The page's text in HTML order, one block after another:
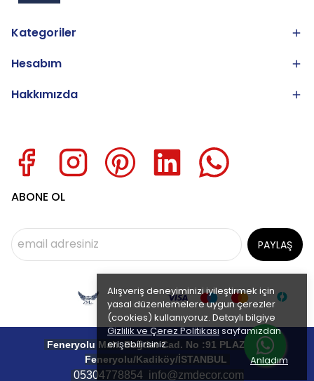
Alışveriş deneyiminizi iyileştirmek için
yasal düzenlemelere uygun çerezler
(cookies) kullanıyoruz. Detaylı bilgiye
Gizlilik ve Çerez Politikasısayfamızdan
erişebilirsiniz.
Anladım
Kategoriler
Hesabım
Hakkımızda
ABONE OL
PAYLAŞ
Feneryolu Mah. Bağdat Cad. No :91 PLAZA 111
Feneryolu/Kadiköy/İSTANBUL
05304778854 info@zmdecor.com